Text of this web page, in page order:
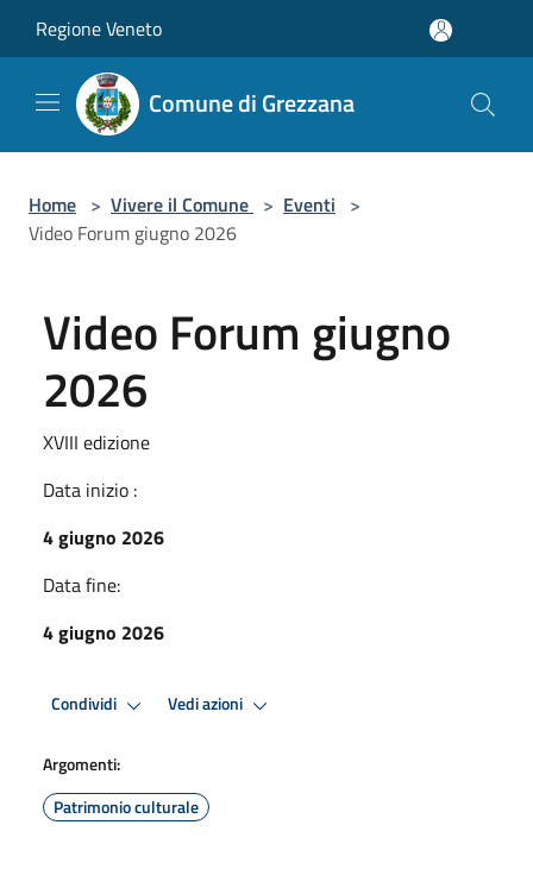
Regione Veneto
Comune di Grezzana
Home > Vivere il Comune > Eventi >
Video Forum giugno 2026
Video Forum giugno
2026
XVIII edizione
Data inizio :
4 giugno 2026
Data fine:
4 giugno 2026
Condividi Vedi azioni
Argomenti:
Patrimonio culturale